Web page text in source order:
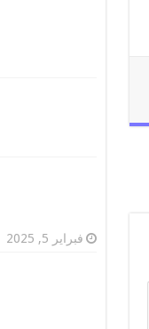
فبراير 5, 2025